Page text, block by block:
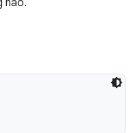
nào.